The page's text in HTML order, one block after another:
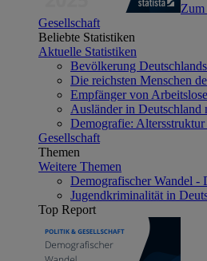
Zum
Gesellschaft
Beliebte Statistiken
Aktuelle Statistiken
Bevölkerung
Die reichsten Menschen
Empfänger von
Ausländer in Deutschland
Demografie:
Gesellschaft
Themen
Weitere Themen
Demografischer Wandel -
Jugendkriminalität in
Top Report